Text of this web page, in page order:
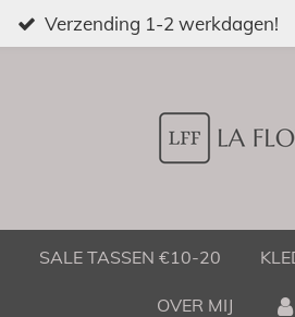
Verzending 1-2 werkdagen!
SALE TASSEN €10-20
OVER MIJ